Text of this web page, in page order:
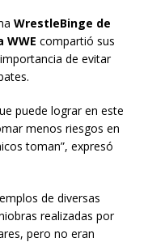
WrestleBinge de
WWE compartió sus
de evitar
puede lograr en este
menos riesgos en
toman”, expresó
de diversas
realizadas por
pero no eran